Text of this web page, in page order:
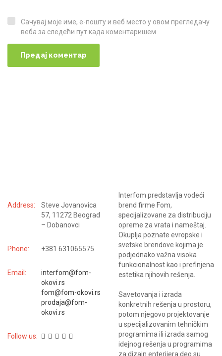
Сачувај моје име, е-пошту и веб место у овом прегледачу веба за следећи пут када коментаришем.
Сачувај моје име, е-пошту и веб место у овом прегледачу
веба за следећи пут када коментаришем.
Address:
Steve Jovanovica
57, 11272 Beograd
– Dobanovci
Phone: +381 631065575
Email:
interfom@fom-
okovi.rs
fom@fom-okovi.rs
prodaja@fom-
okovi.rs
Follow us:
Interfom predstavlja vodeći
brend firme Fom,
specijalizovane za distribuciju
opreme za vrata i nameštaj.
Okuplja poznate evropske i
svetske brendove kojima je
podjednako važna visoka
funkcionalnost kao i prefinjena
estetika njihovih rešenja.
Savetovanja i izrada
konkretnih rešenja u prostoru,
potom njegovo projektovanje
u specijalizovanim tehničkim
programima ili izrada samog
idejnog rešenja u programima
za dizajn enterijera deo su